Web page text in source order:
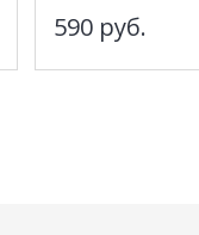
590 руб.